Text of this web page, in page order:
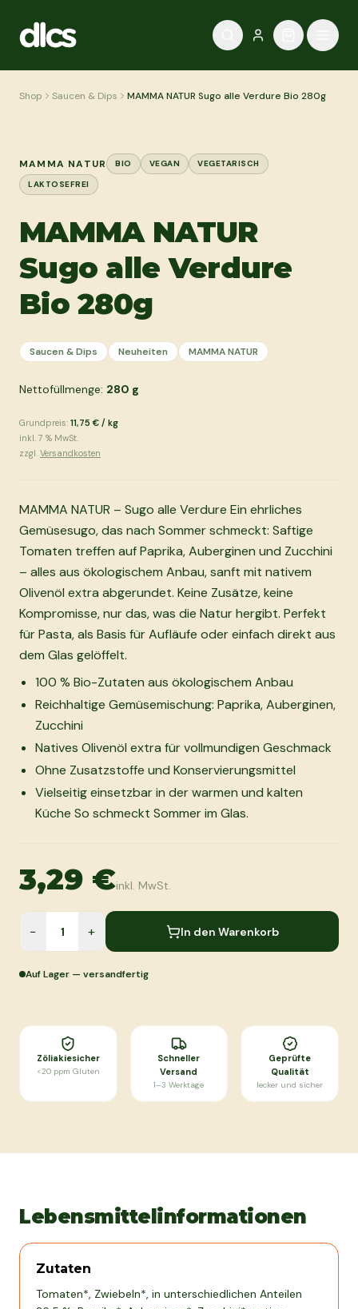
Shop Saucen & Dips MAMMA NATUR Sugo alle Verdure Bio 280g
MAMMA NATUR BIO VEGAN
VEGETARISCH
LAKTOSEFREI
MAMMA NATUR
Sugo alle Verdure
Bio 280g
Saucen & Dips Neuheiten MAMMA NATUR
Nettofüllmenge: 280 g
Grundpreis: 11,75 € / kg
inkl. 7 % MwSt.
zzgl. Versandkosten
MAMMA NATUR – Sugo alle Verdure Ein ehrliches
Gemüsesugo, das nach Sommer schmeckt: Saftige
Tomaten treffen auf Paprika, Auberginen und Zucchini
– alles aus ökologischem Anbau, sanft mit nativem
Olivenöl extra abgerundet. Keine Zusätze, keine
Kompromisse, nur das, was die Natur hergibt. Perfekt
für Pasta, als Basis für Aufläufe oder einfach direkt aus
dem Glas gelöffelt.
100 % Bio-Zutaten aus ökologischem Anbau
Reichhaltige Gemüsemischung: Paprika, Auberginen,
Zucchini
Natives Olivenöl extra für vollmundigen Geschmack
Ohne Zusatzstoffe und Konservierungsmittel
Vielseitig einsetzbar in der warmen und kalten
Küche So schmeckt Sommer im Glas.
3,29 €inkl. MwSt.
− + In den Warenkorb
Auf Lager — versandfertig
Zöliakiesicher
<20 ppm Gluten
Schneller
Versand
1–3 Werktage
Geprüfte
Qualität
lecker und sicher
Lebensmittelinformationen
Zutaten
Tomaten*, Zwiebeln*, in unterschiedlichen Anteilen